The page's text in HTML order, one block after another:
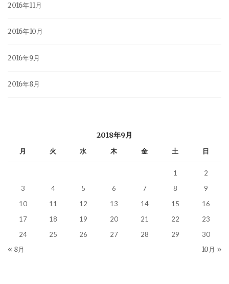
2016年11月
2016年10月
2016年9月
2016年8月
2018年9月
月 火 水 木 金 土 日
1
2
3
4 5 6 7 8
9
10
11 12 13 14 15
16
17
18 19 20 21 22
23
24
25 26 27 28 29 30
« 8月 10月 »